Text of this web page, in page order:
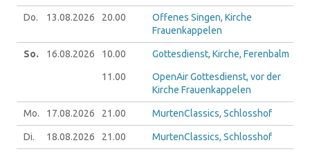
Do. 13.08.2026 20.00
Offenes Singen, Kirche
Frauenkappelen
So. 16.08.2026 10.00 Gottesdienst, Kirche, Ferenbalm
11.00
OpenAir Gottesdienst, vor der
Kirche Frauenkappelen
Mo. 17.08.2026 21.00 MurtenClassics, Schlosshof
Di. 18.08.2026 21.00 MurtenClassics, Schlosshof